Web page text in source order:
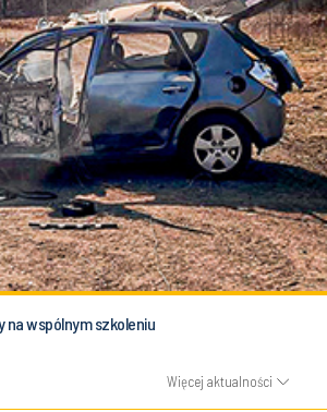
na wspólnym szkoleniu
Więcej aktualności